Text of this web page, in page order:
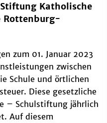
Katholische
Rottenburg-
zum 01. Januar 2023
zwischen
Schule und örtlichen
Diese gesetzliche
– Schulstiftung jährlich
Auf diesem